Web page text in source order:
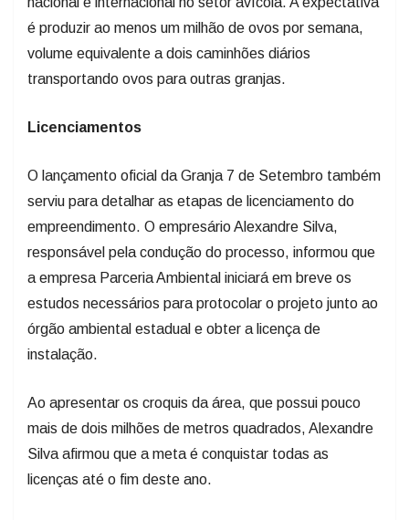
é produzir ao menos um milhão de ovos por semana,
volume equivalente a dois caminhões diários
transportando ovos para outras granjas.
Licenciamentos
O lançamento oficial da Granja 7 de Setembro também
serviu para detalhar as etapas de licenciamento do
empreendimento. O empresário Alexandre Silva,
responsável pela condução do processo, informou que
a empresa Parceria Ambiental iniciará em breve os
estudos necessários para protocolar o projeto junto ao
órgão ambiental estadual e obter a licença de
instalação.
Ao apresentar os croquis da área, que possui pouco
mais de dois milhões de metros quadrados, Alexandre
Silva afirmou que a meta é conquistar todas as
licenças até o fim deste ano.